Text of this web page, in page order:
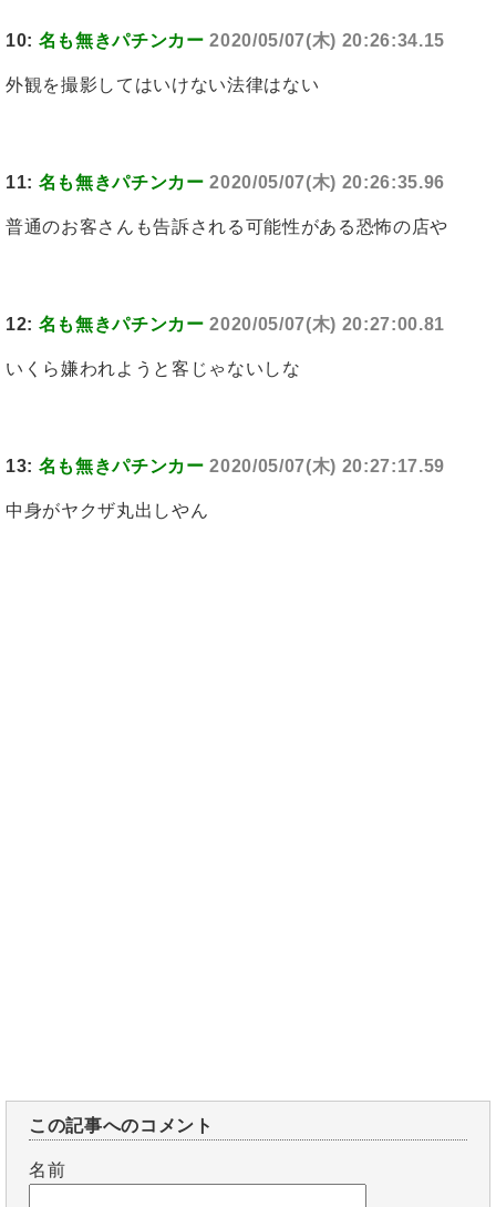
10: 名も無きパチンカー 2020/05/07(木) 20:26:34.15
外観を撮影してはいけない法律はない
11: 名も無きパチンカー 2020/05/07(木) 20:26:35.96
普通のお客さんも告訴される可能性がある恐怖の店や
12: 名も無きパチンカー 2020/05/07(木) 20:27:00.81
いくら嫌われようと客じゃないしな
13: 名も無きパチンカー 2020/05/07(木) 20:27:17.59
中身がヤクザ丸出しやん
この記事へのコメント
名前